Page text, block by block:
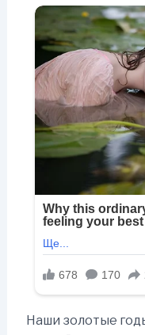
Наши золотые